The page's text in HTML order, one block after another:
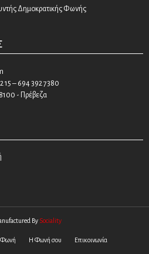
Δημοκρατικής Φωνής
15 – 694 392 7380
- Πρέβεζα
By Sociality
Φωνή Η Φωνή σου Επικοινωνία